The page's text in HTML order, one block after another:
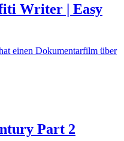
Writer | Easy
einen Dokumentarfilm über
Part 2